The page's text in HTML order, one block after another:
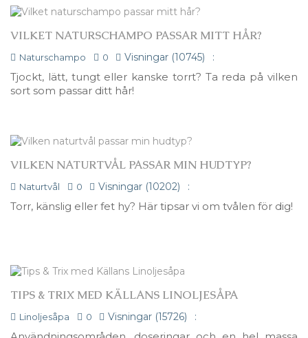
VILKET NATURSCHAMPO PASSAR MITT HÅR?
Naturschampo 0 Visningar (10745) :
Tjockt, lätt, tungt eller kanske torrt? Ta reda på vilken
sort som passar ditt hår!
VILKEN NATURTVÅL PASSAR MIN HUDTYP?
Naturtvål 0 Visningar (10202) :
Torr, känslig eller fet hy? Här tipsar vi om tvålen för dig!
TIPS & TRIX MED KÄLLANS LINOLJESÅPA
Linoljesåpa 0 Visningar (15726) :